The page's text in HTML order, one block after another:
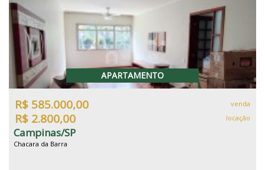
APARTAMENTO
R$ 585.000,00 venda
R$ 2.800,00 locação
Campinas/SP
Chacara da Barra